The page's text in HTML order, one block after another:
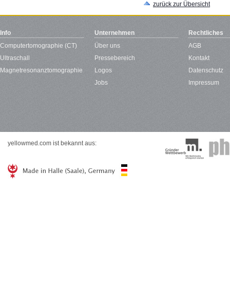
zurück zur Übersicht
Info
Computertomographie (CT)
Ultraschall
Magnetresonanztomographie
Unternehmen
Über uns
Pressebereich
Logos
Jobs
Rechtliches
AGB
Kontakt
Datenschutz
Impressum
yellowmed.com ist bekannt aus: